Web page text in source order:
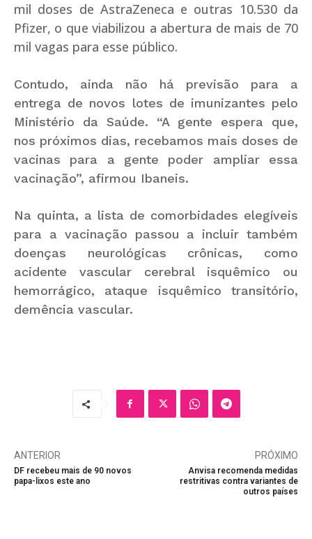
mil doses de AstraZeneca e outras 10.530 da
Pfizer, o que viabilizou a abertura de mais de 70
mil vagas para esse público.
Contudo, ainda não há previsão para a
entrega de novos lotes de imunizantes pelo
Ministério da Saúde. “A gente espera que,
nos próximos dias, recebamos mais doses de
vacinas para a gente poder ampliar essa
vacinação”, afirmou Ibaneis.
Na quinta, a lista de comorbidades elegíveis
para a vacinação passou a incluir também
doenças neurológicas crônicas, como
acidente vascular cerebral isquêmico ou
hemorrágico, ataque isquêmico transitório,
demência vascular.
ANTERIOR
DF recebeu mais de 90 novos
papa-lixos este ano
PRÓXIMO
Anvisa recomenda medidas
restritivas contra variantes de
outros países